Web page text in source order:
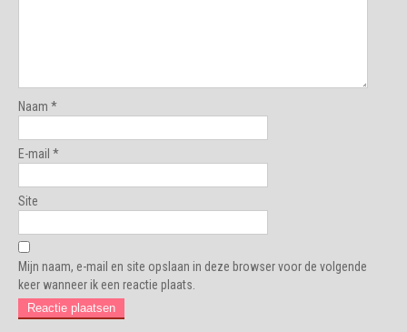
Naam *
E-mail *
Site
Mijn naam, e-mail en site opslaan in deze browser voor de volgende
keer wanneer ik een reactie plaats.